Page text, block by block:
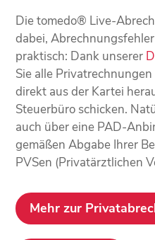
Die tomedo® Live-
dabei,
praktisch: Dank unserer
Sie alle
direkt aus der Kartei
Steuerbüro schicken.
auch über eine PAD-
gemäßen Abgabe Ihrer
PVSen (Privatärztlichen
Mehr zur